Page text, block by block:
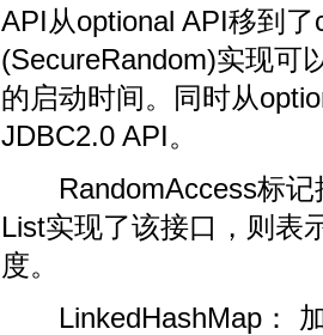
API从optional API移到
(SecureRandom)实现可
的启动时间。同时从
JDBC2.0 API。
RandomAccess标记
List实现了该接口，则表
度。
LinkedHashMap： 加